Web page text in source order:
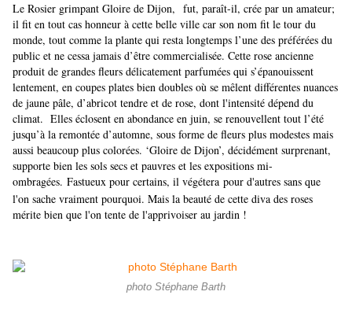
Le Rosier grimpant Gloire de Dijon, fut, paraît-il, crée par un amateur;
il fit en tout cas honneur à cette belle ville car son nom fit le tour du
monde, tout comme la plante qui resta longtemps l’une des préférées du
public et ne cessa jamais d’être commercialisée. Cette rose ancienne
produit de grandes fleurs délicatement parfumées qui s’épanouissent
lentement, en coupes plates bien doubles où se mêlent différentes nuances
de jaune pâle, d’abricot tendre et de rose, dont l'intensité dépend du
climat. Elles éclosent en abondance en juin, se renouvellent tout l’été
jusqu’à la remontée d’automne, sous forme de fleurs plus modestes mais
aussi beaucoup plus colorées. ‘Gloire de Dijon’, décidément surprenant,
supporte bien les sols secs et pauvres et les expositions mi-
ombragées. Fastueux pour certains, il végétera pour d'autres sans que
l'on sache vraiment pourquoi. Mais la beauté de cette diva des roses
mérite bien que l'on tente de l'apprivoiser au jardin !
photo Stéphane Barth